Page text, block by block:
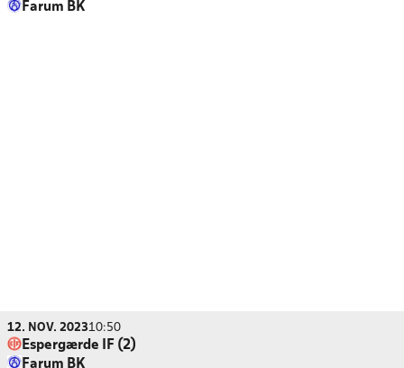
Farum BK
12. NOV. 202310:50
Espergærde IF (2)
Farum BK